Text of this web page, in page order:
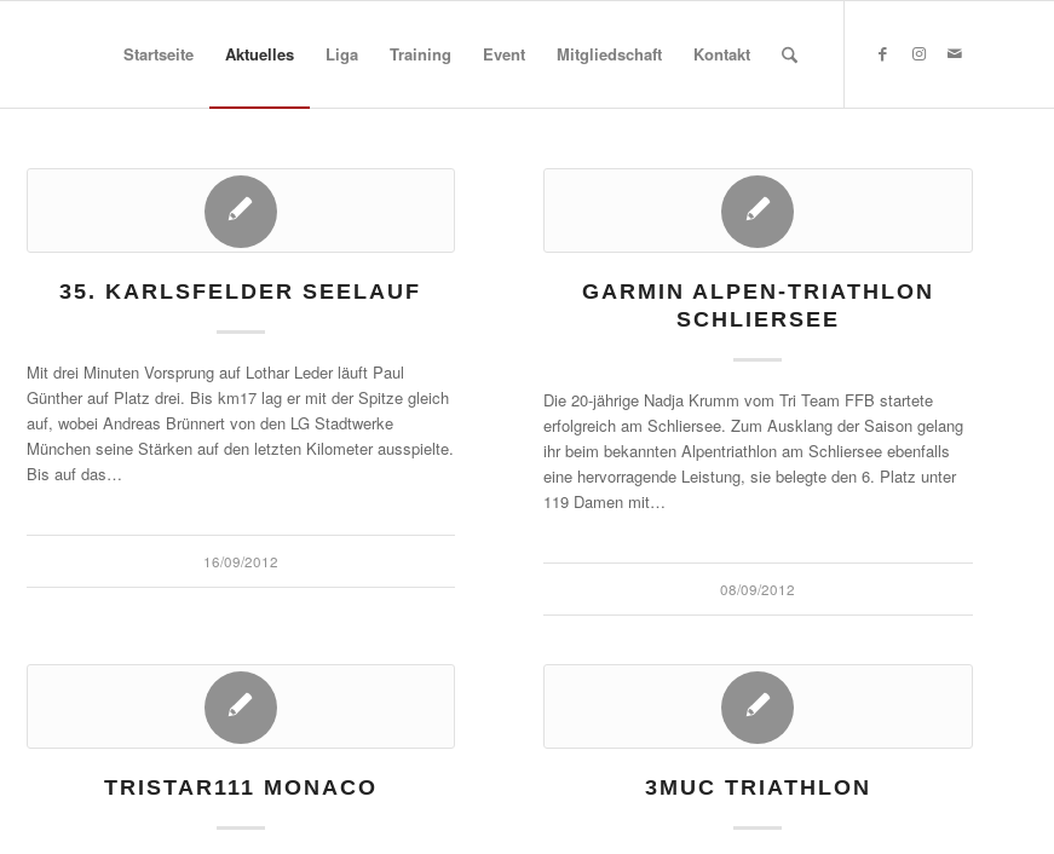
Startseite Aktuelles Liga Training Event Mitgliedschaft Kontakt
35. KARLSFELDER SEELAUF
Mit drei Minuten Vorsprung auf Lothar Leder läuft Paul
Günther auf Platz drei. Bis km17 lag er mit der Spitze gleich
auf, wobei Andreas Brünnert von den LG Stadtwerke
München seine Stärken auf den letzten Kilometer ausspielte.
Bis auf das…
16/09/2012
GARMIN ALPEN-TRIATHLON
SCHLIERSEE
Die 20-jährige Nadja Krumm vom Tri Team FFB startete
erfolgreich am Schliersee. Zum Ausklang der Saison gelang
ihr beim bekannten Alpentriathlon am Schliersee ebenfalls
eine hervorragende Leistung, sie belegte den 6. Platz unter
119 Damen mit…
08/09/2012
TRISTAR111 MONACO 3MUC TRIATHLON